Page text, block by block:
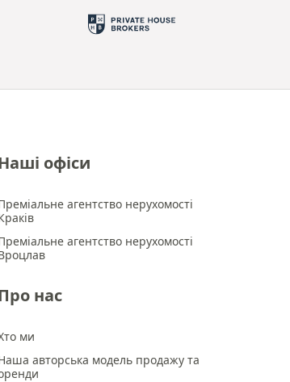
офіси
агентство нерухомості
агентство нерухомості
нас
ми
авторська модель продажу та